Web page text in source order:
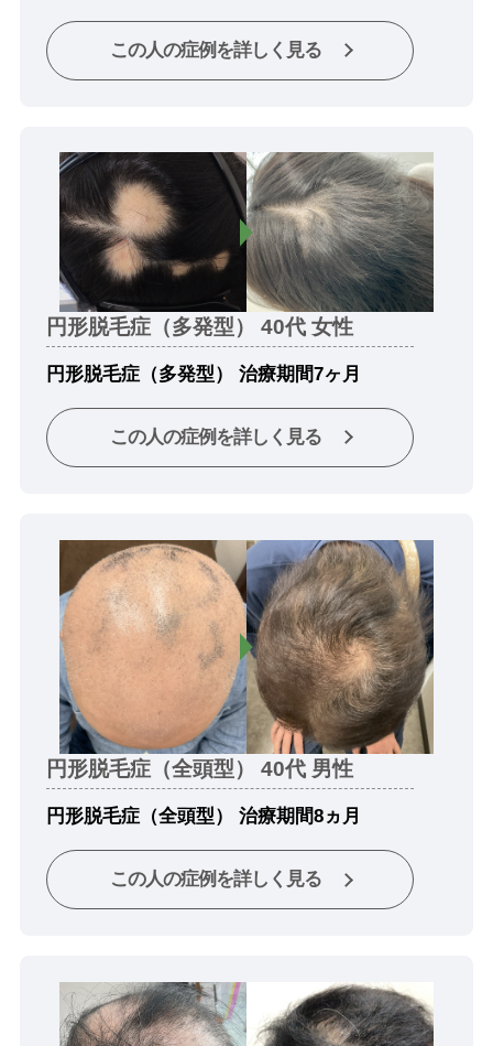
この人の症例を詳しく見る
円形脱毛症（多発型） 40代 女性
円形脱毛症（多発型） 治療期間7ヶ月
この人の症例を詳しく見る
円形脱毛症（全頭型） 40代 男性
円形脱毛症（全頭型） 治療期間8ヵ月
この人の症例を詳しく見る